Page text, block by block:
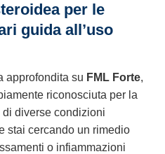
per le
guida all’uso
approfondita su FML Forte,
riconosciuta per la
diverse condizioni
stai cercando un rimedio
o infiammazioni